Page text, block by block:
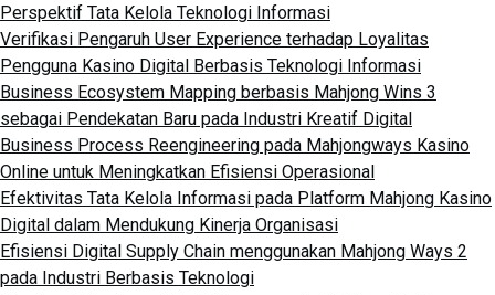
Perspektif Tata Kelola Teknologi Informasi
Verifikasi Pengaruh User Experience terhadap Loyalitas
Pengguna Kasino Digital Berbasis Teknologi Informasi
Business Ecosystem Mapping berbasis Mahjong Wins 3
sebagai Pendekatan Baru pada Industri Kreatif Digital
Business Process Reengineering pada Mahjongways Kasino
Online untuk Meningkatkan Efisiensi Operasional
Efektivitas Tata Kelola Informasi pada Platform Mahjong Kasino
Digital dalam Mendukung Kinerja Organisasi
Efisiensi Digital Supply Chain menggunakan Mahjong Ways 2
pada Industri Berbasis Teknologi